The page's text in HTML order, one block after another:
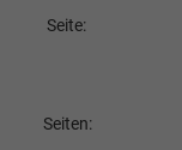
Seite:
Seiten: